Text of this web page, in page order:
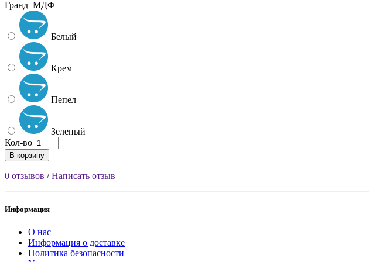
Гранд_МДФ
Белый
Крем
Пепел
Зеленый
Кол-во
В корзину
0 отзывов /Написать отзыв
Информация
О нас
Информация о доставке
Политика безопасности